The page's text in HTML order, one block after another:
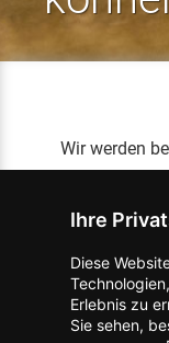
Ihre
Diese
Erlebnis zu
Sie sehen,
Wir werden
Kontakt zum Verlag